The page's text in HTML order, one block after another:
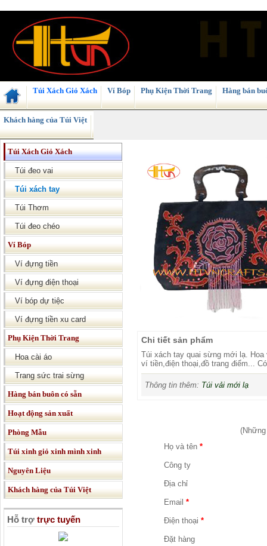
Túi Xách Giỏ Xách Ví Bóp Phụ Kiện Thời Trang Hàng bán
Khách hàng của Túi Việt
Túi Xách Giỏ Xách
Túi đeo vai
Túi xách tay
Túi Thơm
Túi đeo chéo
Ví Bóp
Ví đựng tiền
Ví đựng điện thoại
Ví bóp dự tiệc
Ví đựng tiền xu card
Phụ Kiện Thời Trang
Hoa cài áo
Trang sức trai sừng
Hàng bán buôn có sẵn
Hoạt động sản xuất
Phòng Mẫu
Túi xinh giỏ xinh mình xinh
Nguyên Liệu
Khách hàng của Túi Việt
Hỗ trợ trực tuyến
Chi tiết sản phẩm
Túi xách tay quai sừng mới lạ.
ví tiền,điện thoại,đồ trang điểm...
Thông tin thêm: Túi vải mới lạ
Họ và tên*
Công ty
Địa chỉ
Email*
Điện thoại*
Đặt hàng